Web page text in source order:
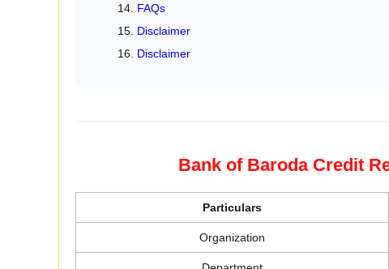
FAQs
Disclaimer
Disclaimer
Bank of Baroda Credit
Particulars
Organization